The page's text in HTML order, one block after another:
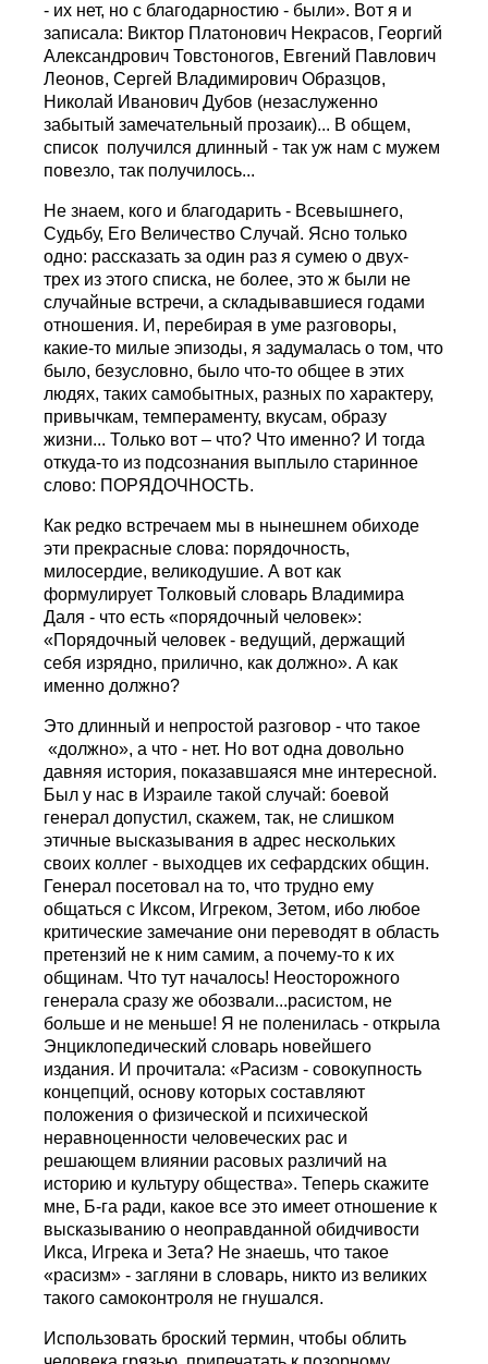
- их нет, но с благодарностию - были». Вот я и
записала: Виктор Платонович Некрасов, Георгий
Александрович Товстоногов, Евгений Павлович
Леонов, Сергей Владимирович Образцов,
Николай Иванович Дубов (незаслуженно
забытый замечательный прозаик)... В общем,
список получился длинный - так уж нам с мужем
повезло, так получилось...
Не знаем, кого и благодарить - Всевышнего,
Судьбу, Его Величество Случай. Ясно только
одно: рассказать за один раз я сумею о двух-
трех из этого списка, не более, это ж были не
случайные встречи, а складывавшиеся годами
отношения. И, перебирая в уме разговоры,
какие-то милые эпизоды, я задумалась о том, что
было, безусловно, было что-то общее в этих
людях, таких самобытных, разных по характеру,
привычкам, темпераменту, вкусам, образу
жизни... Только вот – что? Что именно? И тогда
откуда-то из подсознания выплыло старинное
слово: ПОРЯДОЧНОСТЬ.
Как редко встречаем мы в нынешнем обиходе
эти прекрасные слова: порядочность,
милосердие, великодушие. А вот как
формулирует Толковый словарь Владимира
Даля - что есть «порядочный человек»:
«Порядочный человек - ведущий, держащий
себя изрядно, прилично, как должно». А как
именно должно?
Это длинный и непростой разговор - что такое
«должно», а что - нет. Но вот одна довольно
давняя история, показавшаяся мне интересной.
Был у нас в Израиле такой случай: боевой
генерал допустил, скажем, так, не слишком
этичные высказывания в адрес нескольких
своих коллег - выходцев их сефардских общин.
Генерал посетовал на то, что трудно ему
общаться с Иксом, Игреком, Зетом, ибо любое
критические замечание они переводят в область
претензий не к ним самим, а почему-то к их
общинам. Что тут началось! Неосторожного
генерала сразу же обозвали...расистом, не
больше и не меньше! Я не поленилась - открыла
Энциклопедический словарь новейшего
издания. И прочитала: «Расизм - совокупность
концепций, основу которых составляют
положения о физической и психической
неравноценности человеческих рас и
решающем влиянии расовых различий на
историю и культуру общества». Теперь скажите
мне, Б-га ради, какое все это имеет отношение к
высказыванию о неоправданной обидчивости
Икса, Игрека и Зета? Не знаешь, что такое
«расизм» - загляни в словарь, никто из великих
такого самоконтроля не гнушался.
Использовать броский термин, чтобы облить